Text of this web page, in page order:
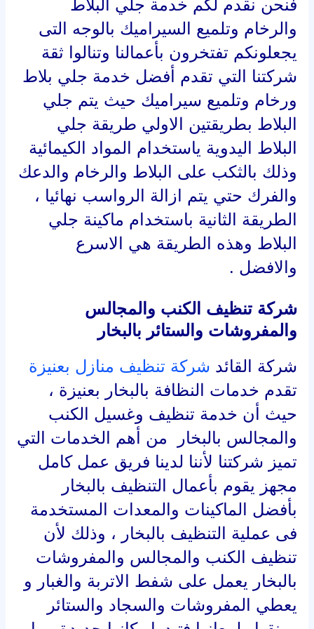
فنحن نقدم لكم خدمة جلي البلاط
والرخام وتلميع السيراميك بالوجه التى
يجعلونكم تفتخرون بأعمالنا وتنالوا ثقة
شركتنا التي تقدم أفضل خدمة جلي بلاط
ورخام وتلميع سيراميك حيث يتم جلي
البلاط بطريقتين الاولي طريقة جلي
البلاط اليدوية ياستخدام المواد الكيمائية
وذلك بالثكب على البلاط والرخام والدعك
والفرك حتي يتم ازالة الرواسب نهائيا ،
الطريقة الثانية باستخدام ماكينة جلي
البلاط وهذه الطريقة هي الاسرع
والافضل .
شركة تنظيف الكنب والمجالس
والمفروشات والستائر بالبخار
شركة القائد شركة تنظيف منازل بعنيزة
تقدم خدمات النظافة بالبخار بعنيزة ،
حيث أن خدمة تنظيف وغسيل الكنب
والمجالس بالبخار من أهم الخدمات التي
تميز شركتنا لأننا لدينا فريق عمل كامل
مجهز يقوم بأعمال التنظيف بالبخار
بأفضل الماكينات والمعدات المستخدمة
فى عملية التنظيف بالبخار ، وذلك لأن
تنظيف الكنب والمجالس والمفروشات
بالبخار يعمل على شفط الاتربة والغبار و
يعطي المفروشات والسجاد والستائر